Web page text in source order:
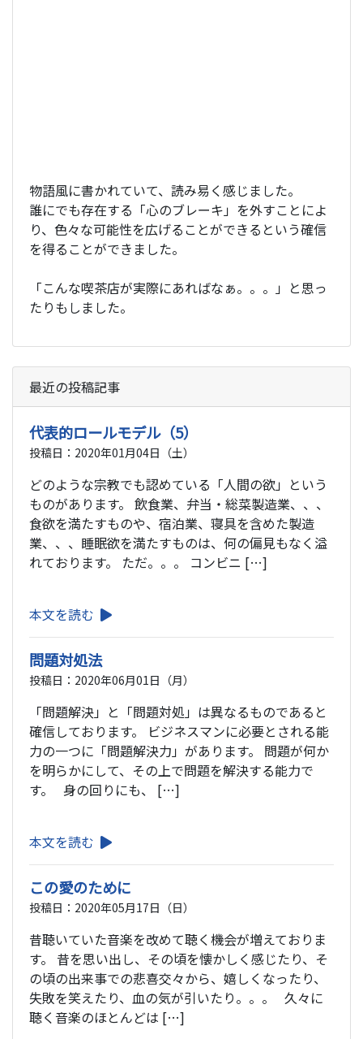
物語風に書かれていて、読み易く感じました。
誰にでも存在する「心のブレーキ」を外すことによ
り、色々な可能性を広げることができるという確信
を得ることができました。
「こんな喫茶店が実際にあればなぁ。。。」と思っ
たりもしました。
最近の投稿記事
代表的ロールモデル（5）
投稿日：2020年01月04日（土）
どのような宗教でも認めている「人間の欲」という
ものがあります。 飲食業、弁当・総菜製造業、、、
食欲を満たすものや、宿泊業、寝具を含めた製造
業、、、睡眠欲を満たすものは、何の偏見もなく溢
れております。 ただ。。。 コンビニ […]
本文を読む
問題対処法
投稿日：2020年06月01日（月）
「問題解決」と「問題対処」は異なるものであると
確信しております。 ビジネスマンに必要とされる能
力の一つに「問題解決力」があります。 問題が何か
を明らかにして、その上で問題を解決する能力で
す。 身の回りにも、 […]
本文を読む
この愛のために
投稿日：2020年05月17日（日）
昔聴いていた音楽を改めて聴く機会が増えておりま
す。 昔を思い出し、その頃を懐かしく感じたり、そ
の頃の出来事での悲喜交々から、嬉しくなったり、
失敗を笑えたり、血の気が引いたり。。。 久々に
聴く音楽のほとんどは […]